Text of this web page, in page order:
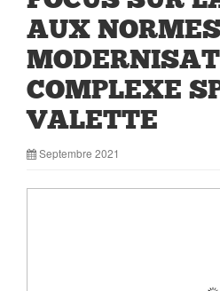
AUX
COMPLEXE
VALETTE
Septembre 2021